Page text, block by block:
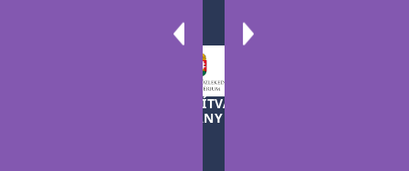
A TELEKI LÁSZLÓ ALAPÍTVÁNY MŰKÖDÉSÉT A
MAGYAR KORMÁNY TÁMOGATJA